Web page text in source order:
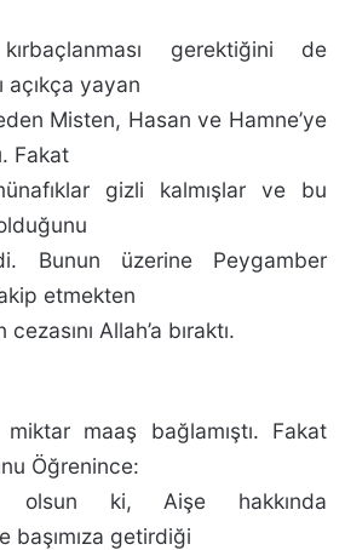
gerektiğini de
açıkça ya­yan
Misten, Hasan ve Hamne’ye
Fakat
gizli kal­mışlar ve bu
Bunun üzerine Peygamber
etmek­ten
Allah’a bıraktı.
maaş bağlamıştı. Fakat
Öğrenince:
olsun ki, Aişe hakkında
başımı­za getirdiği